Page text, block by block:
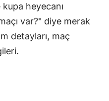
heyecanı
var?" diye merak
detayları, maç